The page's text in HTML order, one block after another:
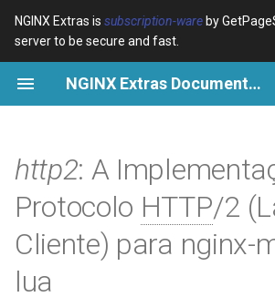
NGINX Extras is subscription-ware by
server to be secure and fast.
NGINX Extras Documentation
I
n
c
device-type
geoip2
pagespeed
CentOS/RHEL 7 ou Amazon
Linux 2
CentOS/RHEL 8+, Fedora
Linux, Amazon Linux 2023
Cache
Desempenho
Segurança
RHEL/CentOS
NGINX-MOD - NGINX
aprimorado com HTTP/3,
HPACK e verificações de
saúde para RHEL
http2: A
Protocolo HTTP/2
Cliente) para nginx-
lua